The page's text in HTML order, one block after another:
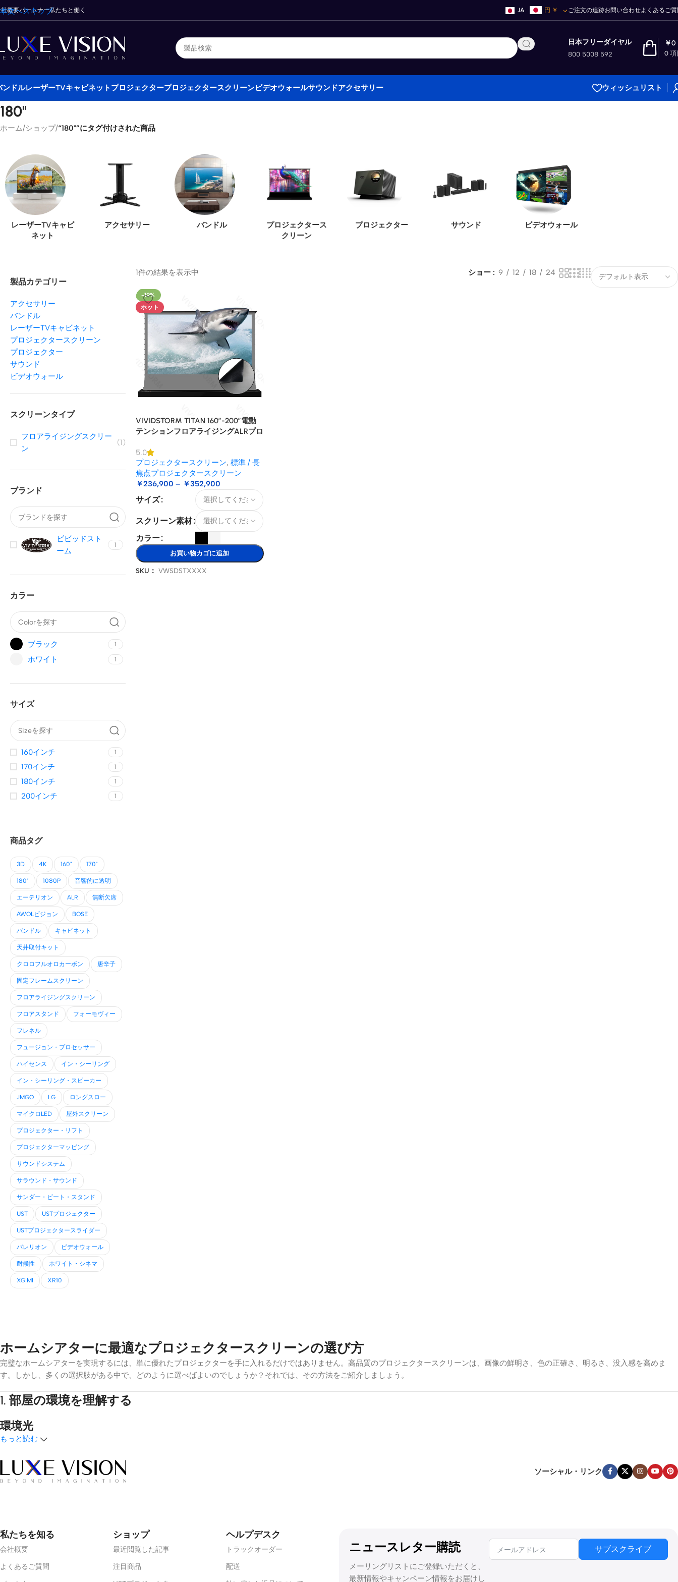
本文へスキップ
概要パートナー私たちと働く JA 円 ￥ ご注文の追跡お問い合わせよくあるご
日本フリーダイヤル
800 5008 592 0 項
￥0
ンドルレーザーTVキャビネット プロジェクタープロジェクタースクリーンビデオウォールサウンドアクセサリー ウィッシュリスト
180"
ホーム/ショップ/“180"”にタグ付けされた商品
レーザーTVキャビ
ネット
アクセサリー バンドル
プロジェクタース
クリーン
プロジェクター サウンド ビデオウォール
製品カテゴリー
アクセサリー
バンドル
レーザーTVキャビネット
プロジェクタースクリーン
プロジェクター
サウンド
ビデオウォール
スクリーンタイプ
フロアライジングスクリー
ン
(1)
ブランド
ビビッドスト
ーム
1
カラー
ブラック 1
ホワイト 1
サイズ
160インチ 1
170インチ 1
180インチ 1
200インチ 1
商品タグ
3D 4K 160" 170"
180" 1080P 音響的に透明
エーテリオン ALR 無断欠席
AWOLビジョン BOSE
バンドル キャビネット
天井取付キット
クロロフルオロカーボン 唐辛子
固定フレームスクリーン
フロアライジングスクリーン
フロアスタンド フォーモヴィー
フレネル
フュージョン・プロセッサー
ハイセンス イン・シーリング
イン・シーリング・スピーカー
JMGO LG ロングスロー
マイクロLED 屋外スクリーン
プロジェクター・リフト
プロジェクターマッピング
サウンドシステム
サラウンド・サウンド
サンダー・ビート・スタンド
UST USTプロジェクター
USTプロジェクタースライダー
バレリオン ビデオウォール
耐候性 ホワイト・シネマ
XGIMI XR10
1件の結果を表示中 ショー 9 12 18 24
-19%
ホット
VIVIDSTORM TITAN 160″-200″電動
テンションフロアライジングALRプロ
5.0
プロジェクタースクリーン, 標準 / 長
焦点プロジェクタースクリーン
￥236,900 – ￥352,900
サイズ
スクリーン素材
カラー
お買い物カゴに追加
SKU： VWSDSTXXXX
ホームシアターに最適なプロジェクタースクリーンの選び方
完璧なホームシアターを実現するには、単に優れたプロジェクターを手に入れるだけではありません。高品質のプロジェクタースクリーンは、画像の鮮明さ、色の正確さ、明るさ、没入感を高めま
す。しかし、多くの選択肢がある中で、どのように選べばよいのでしょうか？それでは、その方法をご紹介しましょう。
1. 部屋の環境を理解する
環境光
クリーンが効果的です。アンビエントライトリジェクティング（ALR）
コントラストと色の鮮やかさを保つために、スクリーンを使用することをお勧めしま
す。
部屋の広さ
2.適切なスクリーンタイプを選ぶ
固定フレームスクリーン
もっと読む
ソーシャル・リンク
私たちを知る
会社概要
よくあるご質問
ショップ
最近閲覧した記事
注目商品
ヘルプデスク
トラックオーダー
配送
ニュースレター購読
メーリングリストにご登録いただくと、
最新情報やキャンペーン情報をお届けし
サブスクライブ